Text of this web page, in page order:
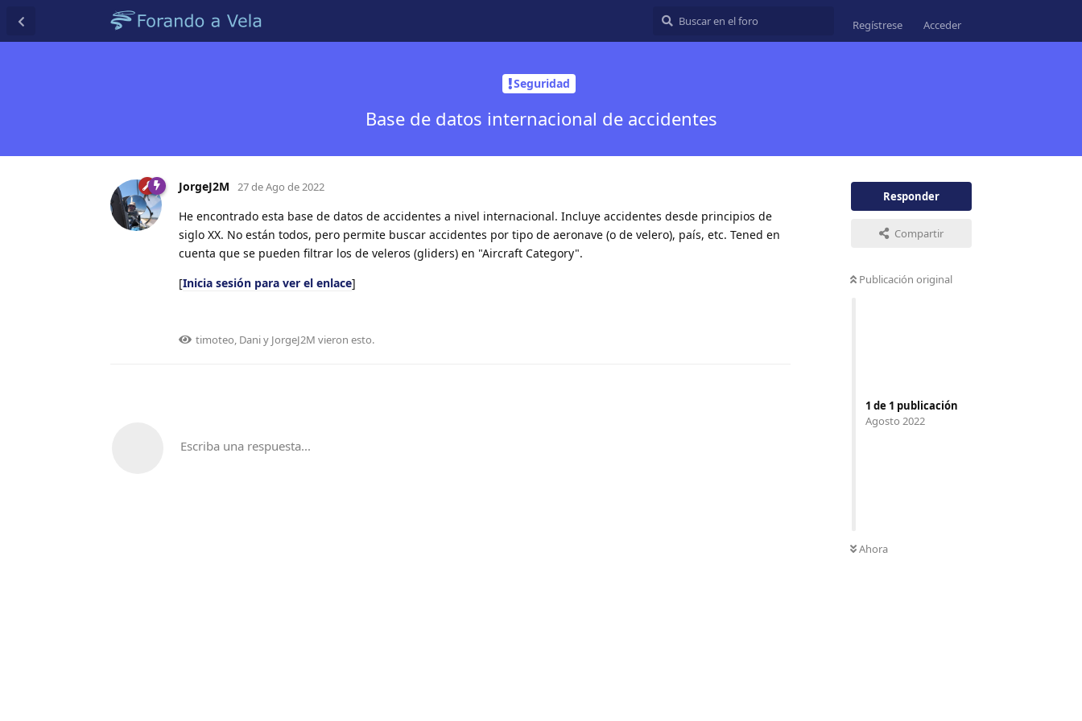
Regístrese Acceder
Seguridad
Base de datos internacional de accidentes
Responder
Compartir
Publicación original
1 de 1 publicación
Agosto 2022
Ahora
JorgeJ2M 27 de Ago de 2022
He encontrado esta base de datos de accidentes a nivel internacional. Incluye accidentes desde principios de
siglo XX. No están todos, pero permite buscar accidentes por tipo de aeronave (o de velero), país, etc. Tened en
cuenta que se pueden filtrar los de veleros (gliders) en "Aircraft Category".
[Inicia sesión para ver el enlace]
timoteo, Daniy JorgeJ2M vieron esto.
Escriba una respuesta...